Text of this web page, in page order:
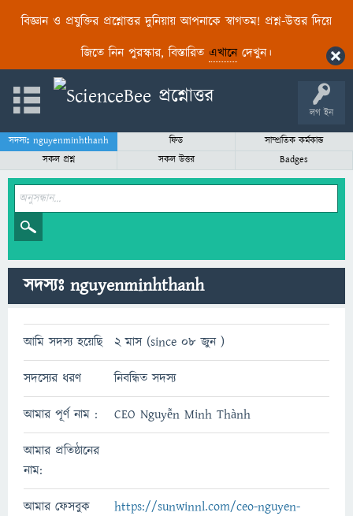
বিজ্ঞান ও প্রযুক্তির প্রশ্নোত্তর দুনিয়ায় আপনাকে স্বাগতম! প্রশ্ন-উত্তর দিয়ে
জিতে নিন পুরস্কার, বিস্তারিত এখানেদেখুন।
লগ ইন
সদস্যঃ nguyenminhthanh ফিড
সাম্প্রতিক কর্মকান্ড
সকল প্রশ্ন
সকল উত্তর Badges
সদস্যঃ nguyenminhthanh
আমি সদস্য হয়েছি 2 মাস (since 08 জুন )
সদস্যের ধরণ নিবন্ধিত সদস্য
আমার পূর্ণ নাম : CEO Nguyễn Minh Thành
আমার প্রতিষ্ঠানের
নাম:
আমার ফেসবুক
https://sunwinnl.com/ceo-nguyen-